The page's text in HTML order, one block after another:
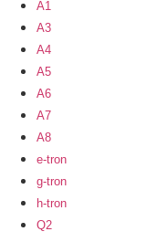
A1
A3
A4
A5
A6
A7
A8
e-tron
g-tron
h-tron
Q2